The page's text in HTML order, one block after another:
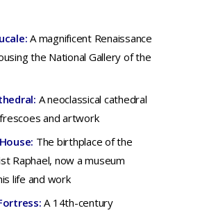
A magnificent Renaissance
the National Gallery of the
A neoclassical cathedral
and artwork
The birthplace of the
Raphael, now a museum
life and work
A 14th-century